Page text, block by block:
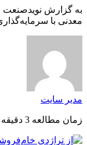
معدنی با سرمایه‌گذاری
مدیر سایت
زمان مطالعه 3 دقیقه